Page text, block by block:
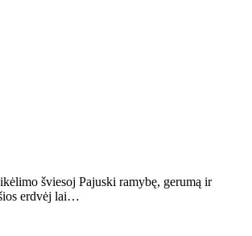
šviesoj Pajuski ramybę, gerumą ir
erdvėj lai…